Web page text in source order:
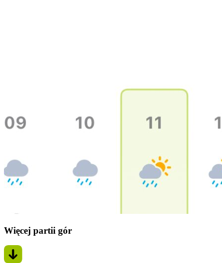
Więcej partii gór